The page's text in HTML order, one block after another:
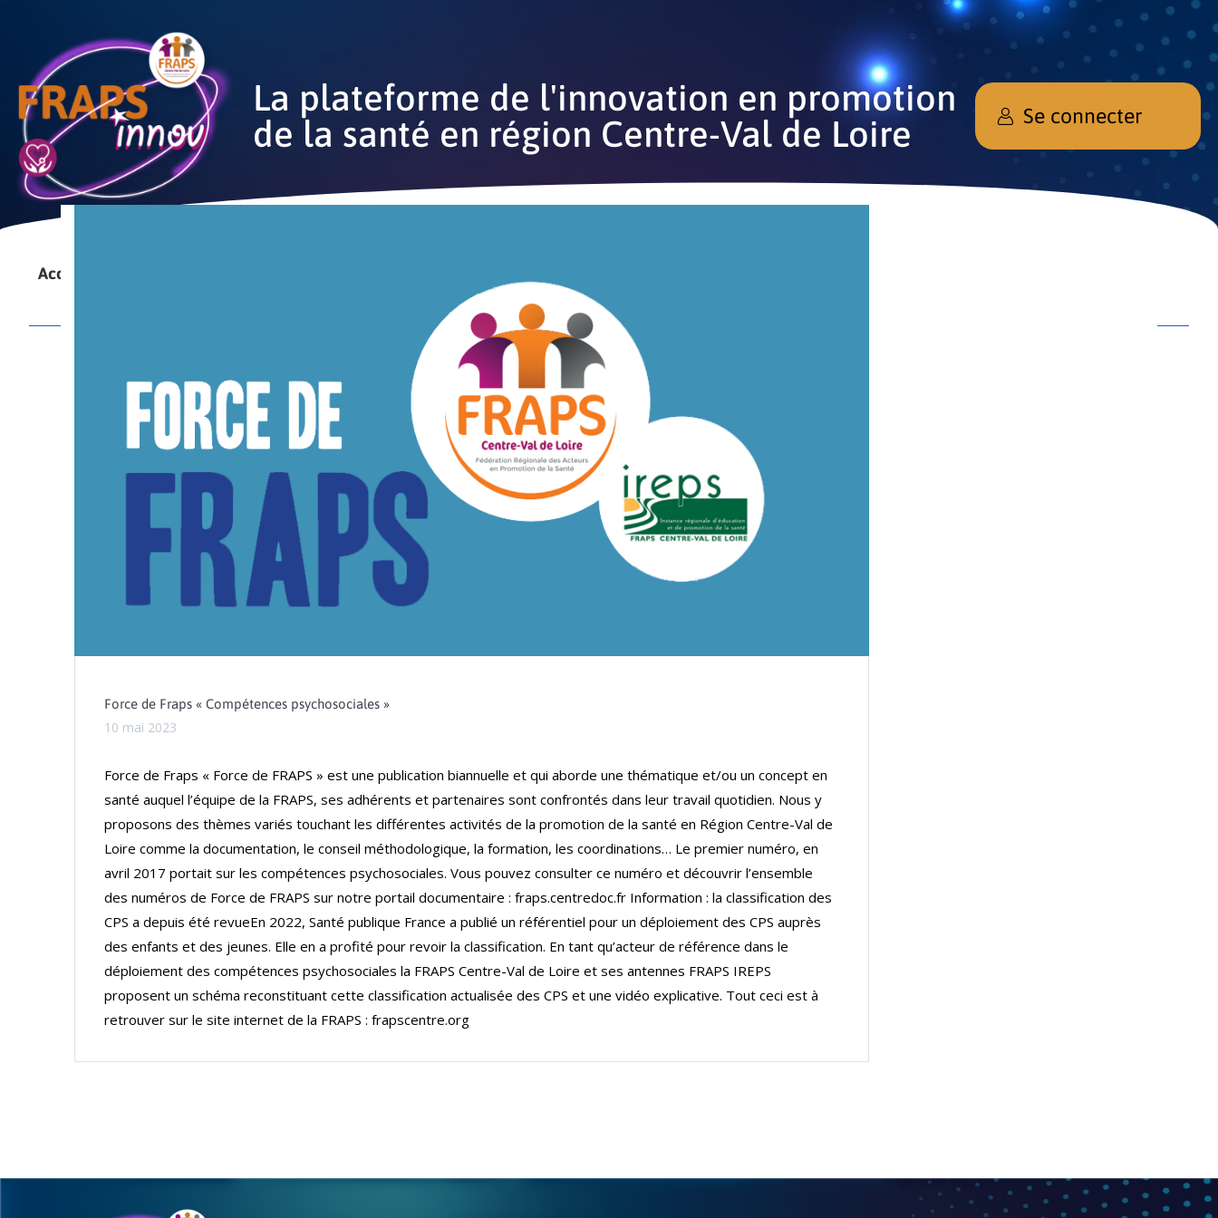
La plateforme de l'innovation en promotion
de la santé en région Centre-Val de Loire
Se connecter
Accueil
Force de Fraps « Compétences psychosociales »
10 mai 2023
Force de Fraps « Force de FRAPS » est une publication biannuelle et qui aborde une thématique et/ou un concept en
santé auquel l’équipe de la FRAPS, ses adhérents et partenaires sont confrontés dans leur travail quotidien. Nous y
proposons des thèmes variés touchant les différentes activités de la promotion de la santé en Région Centre-Val de
Loire comme la documentation, le conseil méthodologique, la formation, les coordinations… Le premier numéro, en
avril 2017 portait sur les compétences psychosociales. Vous pouvez consulter ce numéro et découvrir l’ensemble
des numéros de Force de FRAPS sur notre portail documentaire : fraps.centredoc.fr Information : la classification des
CPS a depuis été revueEn 2022, Santé publique France a publié un référentiel pour un déploiement des CPS auprès
des enfants et des jeunes. Elle en a profité pour revoir la classification. En tant qu’acteur de référence dans le
déploiement des compétences psychosociales la FRAPS Centre-Val de Loire et ses antennes FRAPS IREPS
proposent un schéma reconstituant cette classification actualisée des CPS et une vidéo explicative. Tout ceci est à
retrouver sur le site internet de la FRAPS : frapscentre.org